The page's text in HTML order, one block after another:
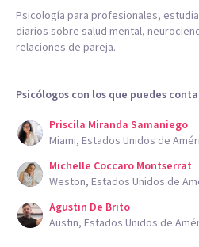
Psicología para profesionales,
diarios sobre salud mental,
relaciones de pareja.
Psicólogos con los que puedes
Priscila Miranda Samaniego
Miami, Estados Unidos de
Michelle Coccaro Montserrat
Weston, Estados Unidos de
Agustin De Brito
Austin, Estados Unidos de